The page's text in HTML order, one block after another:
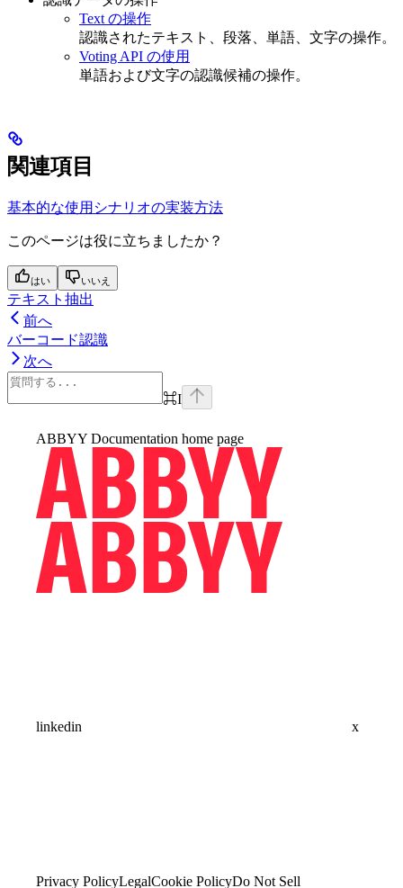
Text の操作
認識されたテキスト、段落、単語、文字の操作。
Voting API の使用
単語および文字の認識候補の操作。
関連項目
基本的な使用シナリオの実装方法
このページは役に立ちましたか？
はい いいえ
テキスト抽出
前へ
バーコード認識
次へ
⌘I
ABBYY Documentation home page
linkedin x
Privacy PolicyLegalCookie PolicyDo Not Sell